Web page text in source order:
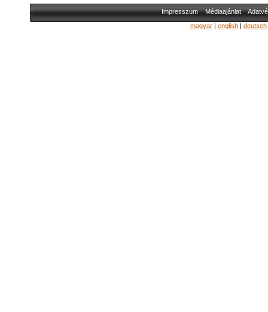
Impresszum Médiaajánlat
magyar| english| deutsch